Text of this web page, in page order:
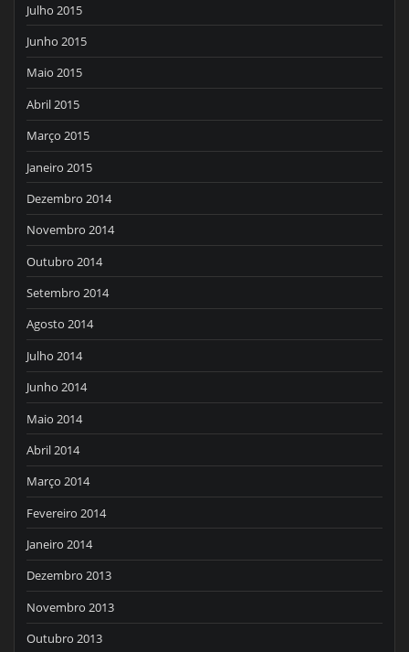
Julho 2015
Junho 2015
Maio 2015
Abril 2015
Março 2015
Janeiro 2015
Dezembro 2014
Novembro 2014
Outubro 2014
Setembro 2014
Agosto 2014
Julho 2014
Junho 2014
Maio 2014
Abril 2014
Março 2014
Fevereiro 2014
Janeiro 2014
Dezembro 2013
Novembro 2013
Outubro 2013